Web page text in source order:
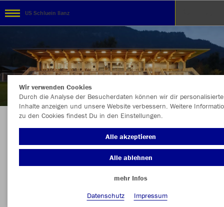
US Schluein Ilanz
Herzlich Willkommen im Teamshop US
Schluein Ilanz
Wir verwenden Cookies
Durch die Analyse der Besucherdaten können wir dir personalisierte
Inhalte anzeigen und unsere Website verbessern. Weitere
zu den Cookies findest Du in den Einstellungen.
Alle akzeptieren
Alle ablehnen
mehr Infos
Datenschutz
Impressum